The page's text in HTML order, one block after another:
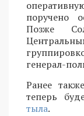
поручено
Позже
генерал-
Ранее
теперь
тыла.